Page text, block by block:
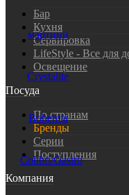
Бар
Кухня
Сервировка
LifeStyle - Все для
Освещение
Посуда
По странам
Бренды
Серии
Поступления
Компания